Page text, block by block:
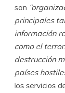
son
principales
información
como el
destrucción
países
los servicios